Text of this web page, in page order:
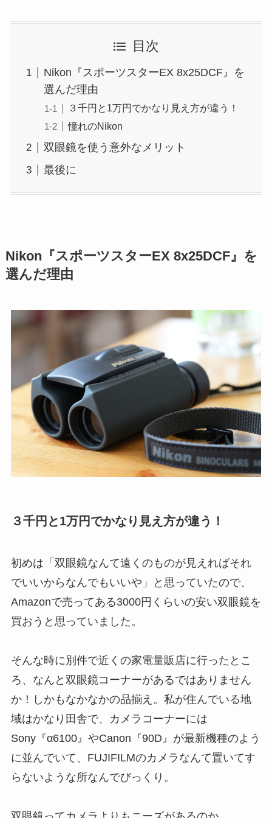
目次
Nikon『スポーツスターEX 8x25DCF』を
選んだ理由
３千円と1万円でかなり見え方が違う！
憧れのNikon
双眼鏡を使う意外なメリット
最後に
Nikon『スポーツスターEX 8x25DCF』を
選んだ理由
３千円と1万円でかなり見え方が違う！
初めは「双眼鏡なんて遠くのものが見えればそれ
でいいからなんでもいいや」と思っていたので、
Amazonで売ってある3000円くらいの安い双眼鏡を
買おうと思っていました。
そんな時に別件で近くの家電量販店に行ったとこ
ろ、なんと双眼鏡コーナーがあるではありません
か！しかもなかなかの品揃え。私が住んでいる地
域はかなり田舎で、カメラコーナーには
Sony『α6100』やCanon『90D』が最新機種のよう
に並んでいて、FUJIFILMのカメラなんて置いてす
らないような所なんでびっくり。